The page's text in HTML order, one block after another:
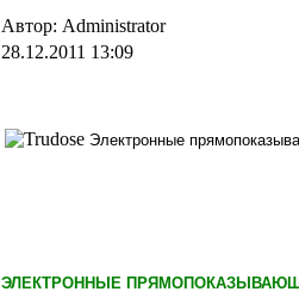
Автор: Administrator
28.12.2011 13:09
Электронные
ЭЛЕКТРОННЫЕ